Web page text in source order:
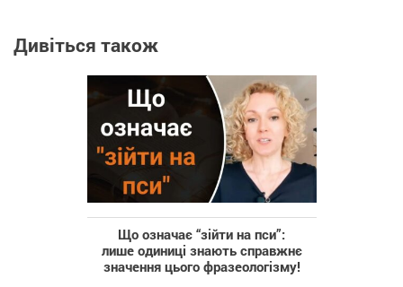
Дивіться також
Що означає “зійти на пси”:
лише одиниці знають справжнє
значення цього фразеологізму!